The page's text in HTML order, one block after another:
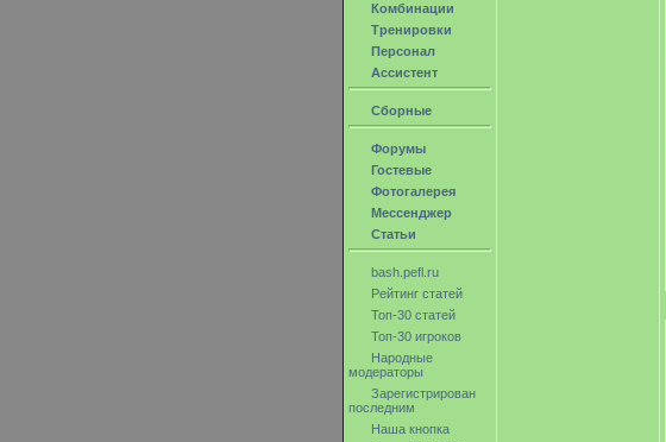
Комбинации
Тренировки
Персонал
Ассистент
Сборные
Форумы
Гостевые
Фотогалерея
Мессенджер
Статьи
bash.pefl.ru
Рейтинг статей
Топ-30 статей
Топ-30 игроков
Народные
модераторы
Зарегистрирован
последним
Наша кнопка